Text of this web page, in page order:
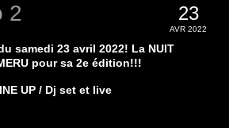
23
AVR 2022
2
samedi 23 avril 2022! La NUIT
pour sa 2e édition!!!
UP / Dj set et live